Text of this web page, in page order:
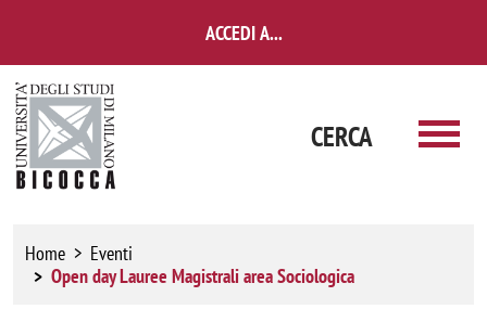
ACCEDI A...
CERCA
Home
Eventi
Open day Lauree Magistrali area Sociologica